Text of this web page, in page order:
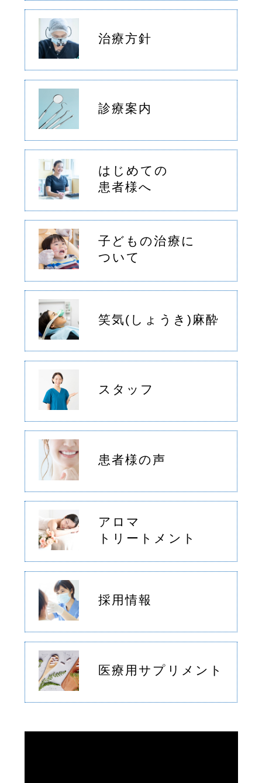
治療方針
診療案内
はじめての
患者様へ
子どもの治療に
ついて
笑気(しょうき)麻酔
スタッフ
患者様の声
アロマ
トリートメント
採用情報
医療用 サプリメント